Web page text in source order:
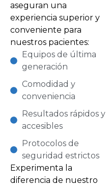
aseguran una
experiencia superior y
conveniente para
nuestros pacientes:
Equipos de última
generación
Comodidad y
conveniencia
Resultados rápidos y
accesibles
Protocolos de
seguridad estrictos
Experimenta la
diferencia de nuestro